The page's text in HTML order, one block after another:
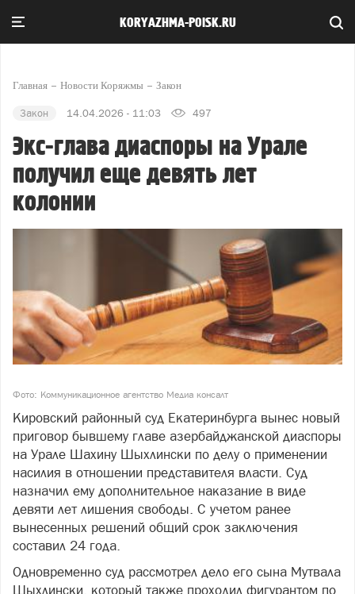
KORYAZHMA-POISK.RU
Главная Новости Коряжмы Закон
Закон 14.04.2026 - 11:03 497
Экс-глава диаспоры на Урале
получил еще девять лет
колонии
Фото: Коммуникационное агентство Медиа консалт
Кировский районный суд Екатеринбурга вынес новый
приговор бывшему главе азербайджанской диаспоры
на Урале Шахину Шыхлински по делу о применении
насилия в отношении представителя власти. Суд
назначил ему дополнительное наказание в виде
девяти лет лишения свободы. С учетом ранее
вынесенных решений общий срок заключения
составил 24 года.
Одновременно суд рассмотрел дело его сына Мутвала
Шыхлински, который также проходил фигурантом по